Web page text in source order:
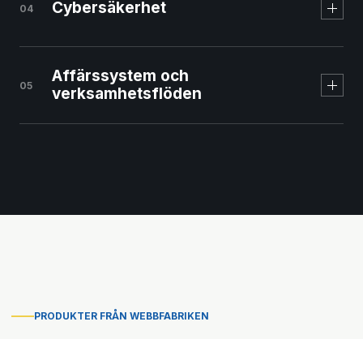
04 Cybersäkerhet
05
Affärssystem och
verksamhetsflöden
PRODUKTER FRÅN WEBBFABRIKEN